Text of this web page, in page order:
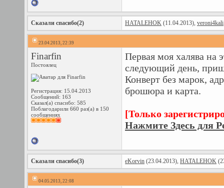
Сказали спасибо(2) HATALEHOK (11.04.2013), veroni4kali
23.04.2013, 22:39
Finarfin
Постоялец
Регистрация: 15.04.2013
Сообщений: 163
Сказал(а) спасибо: 585
Поблагодарили 660 раз(а) в 150
сообщениях
Первая моя халява на
следующий день,
Конверт без марок,
брошюра и карта.
[Только
Нажмите Здесь для
Сказали спасибо(3) eKorvin (23.04.2013), HATALEHOK
04.05.2013, 22:08